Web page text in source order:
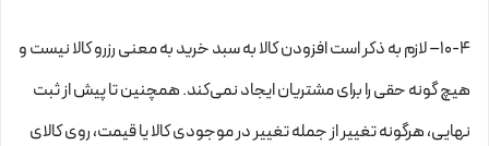
10-۴– لازم به ذکر است افزودن کالا به سبد خرید به معنی رزرو کالا نیست و
هیچ گونه حقی را برای مشتریان ایجاد نمی‌کند. همچنین تا پیش از ثبت
نهایی، هرگونه تغییر از جمله تغییر در موجودی کالا یا قیمت، روی کالای